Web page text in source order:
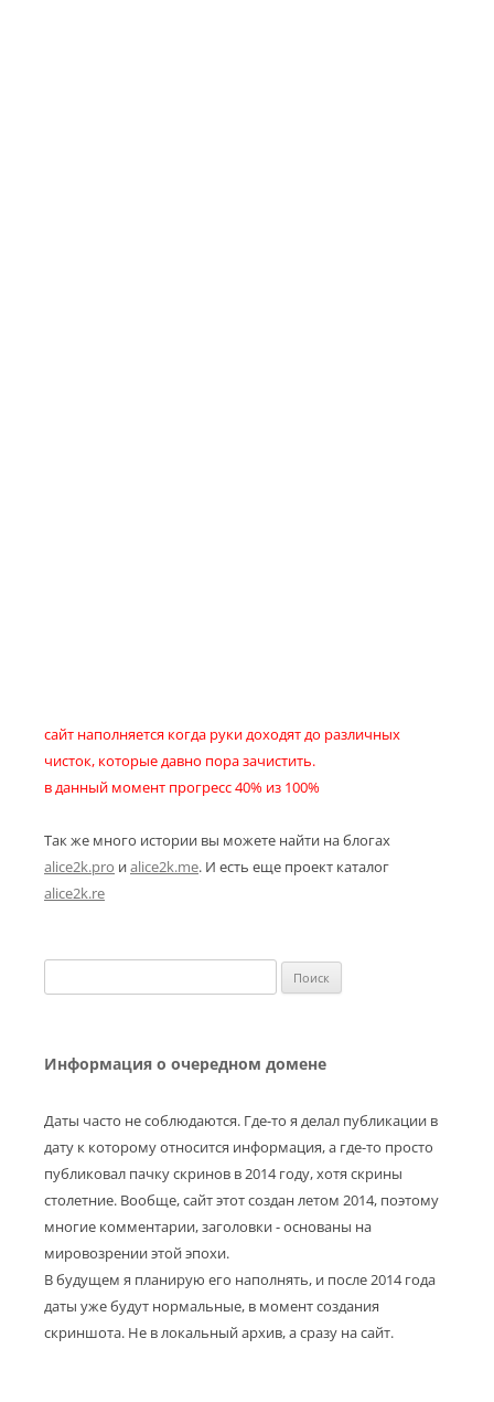
сайт наполняется когда руки доходят до различных
чисток, которые давно пора зачистить.
в данный момент прогресс 40% из 100%
Так же много истории вы можете найти на блогах
alice2k.pro иalice2k.me. И есть еще проект каталог
alice2k.re
Информация о очередном домене
Даты часто не соблюдаются. Где-то я делал публикации в
дату к которому относится информация, а где-то просто
публиковал пачку скринов в 2014 году, хотя скрины
столетние. Вообще, сайт этот создан летом 2014, поэтому
многие комментарии, заголовки - основаны на
мировозрении этой эпохи.
В будущем я планирую его наполнять, и после 2014 года
даты уже будут нормальные, в момент создания
скриншота. Не в локальный архив, а сразу на сайт.